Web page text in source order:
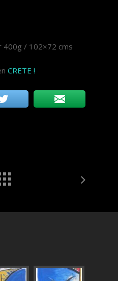
400g / 102×72 cms
CRETE !